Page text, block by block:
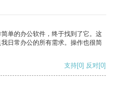
单的办公软件，终于找到了它。这
日常办公的所有需求。操作也很简
支持[0] 反对[0]